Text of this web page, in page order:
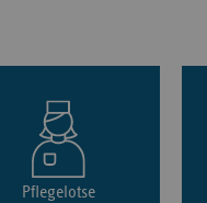
Pflegelotse